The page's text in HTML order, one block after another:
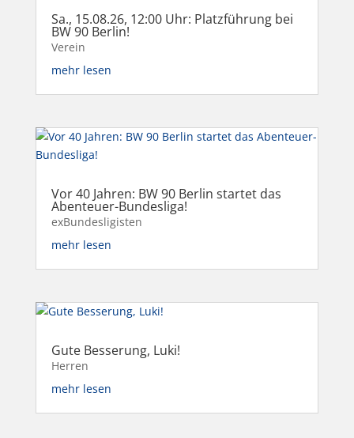
Sa., 15.08.26, 12:00 Uhr: Platzführung bei
BW 90 Berlin!
Verein
mehr lesen
Vor 40 Jahren: BW 90 Berlin startet das
Abenteuer-Bundesliga!
exBundesligisten
mehr lesen
Gute Besserung, Luki!
Herren
mehr lesen